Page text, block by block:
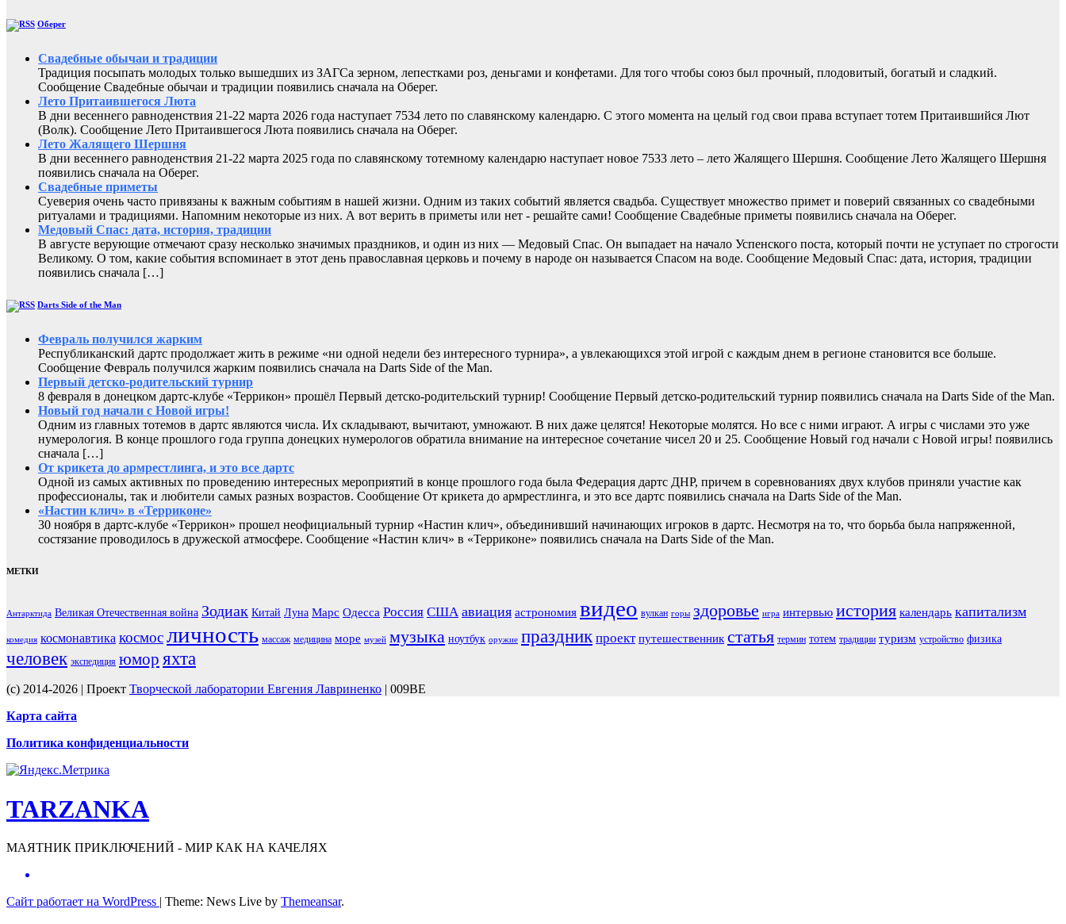
Оберег
Свадебные обычаи и традиции
Традиция посыпать молодых только вышедших из ЗАГСа зерном, лепестками роз, деньгами и конфетами. Для того чтобы союз был прочный, плодовитый, богатый и сладкий.
Сообщение Свадебные обычаи и традиции появились сначала на Оберег.
Лето Притаившегося Люта
В дни весеннего равноденствия 21-22 марта 2026 года наступает 7534 лето по славянскому календарю. С этого момента на целый год свои права вступает тотем Притаившийся Лют
(Волк). Сообщение Лето Притаившегося Люта появились сначала на Оберег.
Лето Жалящего Шершня
В дни весеннего равноденствия 21-22 марта 2025 года по славянскому тотемному календарю наступает новое 7533 лето – лето Жалящего Шершня. Сообщение Лето Жалящего Шершня
появились сначала на Оберег.
Свадебные приметы
Суеверия очень часто привязаны к важным событиям в нашей жизни. Одним из таких событий является свадьба. Существует множество примет и поверий связанных со свадебными
ритуалами и традициями. Напомним некоторые из них. А вот верить в приметы или нет - решайте сами! Сообщение Свадебные приметы появились сначала на Оберег.
Медовый Спас: дата, история, традиции
В августе верующие отмечают сразу несколько значимых праздников, и один из них — Медовый Спас. Он выпадает на начало Успенского поста, который почти не уступает по строгости
Великому. О том, какие события вспоминает в этот день православная церковь и почему в народе он называется Спасом на воде. Сообщение Медовый Спас: дата, история, традиции
появились сначала […]
Darts Side of the Man
Февраль получился жарким
Республиканский дартс продолжает жить в режиме «ни одной недели без интересного турнира», а увлекающихся этой игрой с каждым днем в регионе становится все больше.
Сообщение Февраль получился жарким появились сначала на Darts Side of the Man.
Первый детско-родительский турнир
8 февраля в донецком дартс-клубе «Террикон» прошёл Первый детско-родительский турнир! Сообщение Первый детско-родительский турнир появились сначала на Darts Side of the Man.
Новый год начали с Новой игры!
Одним из главных тотемов в дартс являются числа. Их складывают, вычитают, умножают. В них даже целятся! Некоторые молятся. Но все с ними играют. А игры с числами это уже
нумерология. В конце прошлого года группа донецких нумерологов обратила внимание на интересное сочетание чисел 20 и 25. Сообщение Новый год начали с Новой игры! появились
сначала […]
От крикета до армрестлинга, и это все дартс
Одной из самых активных по проведению интересных мероприятий в конце прошлого года была Федерация дартс ДНР, причем в соревнованиях двух клубов приняли участие как
профессионалы, так и любители самых разных возрастов. Сообщение От крикета до армрестлинга, и это все дартс появились сначала на Darts Side of the Man.
«Настин клич» в «Терриконе»
30 ноября в дартс-клубе «Террикон» прошел неофициальный турнир «Настин клич», объединивший начинающих игроков в дартс. Несмотря на то, что борьба была напряженной,
состязание проводилось в дружеской атмосфере. Сообщение «Настин клич» в «Терриконе» появились сначала на Darts Side of the Man.
МЕТКИ
Антарктида Великая Отечественная война Зодиак Китай Луна Марс Одесса Россия США авиация астрономия видео вулкан горы здоровье игра интервью история календарь капитализм
комедия космонавтика космосличность массаж медицина море музей музыка ноутбук оружие праздник проект путешественник статья термин тотем традиции туризм устройство физика
человек экспедиция юмор яхта
(c) 2014-2026 | Проект Творческой лаборатории Евгения Лавриненко | 009BE
Карта сайта
Политика конфиденциальности
TARZANKA
МАЯТНИК ПРИКЛЮЧЕНИЙ - МИР КАК НА КАЧЕЛЯХ
Сайт работает на WordPress | Theme: News Live by Themeansar.